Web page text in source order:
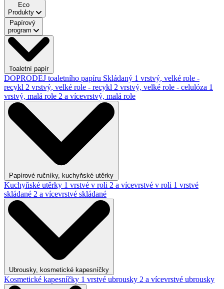
Eco
Produkty
Papírový
program
Toaletní papír
DOPRODEJ toaletního papíru Skládaný 1 vrstvý, velké role -
recykl 2 vrstvý, velké role - recykl 2 vrstvý, velké role - celulóza 1
vrstvý, malá role 2 a vícevrstvý, malá role
Papírové ručníky, kuchyňské utěrky
Kuchyňské utěrky 1 vrstvé v roli 2 a vícevrstvé v roli 1 vrstvé
skládané 2 a vícevrstvé skládané
Ubrousky, kosmetické kapesníčky
Kosmetické kapesníčky 1 vrstvé ubrousky 2 a vícevrstvé ubrousky